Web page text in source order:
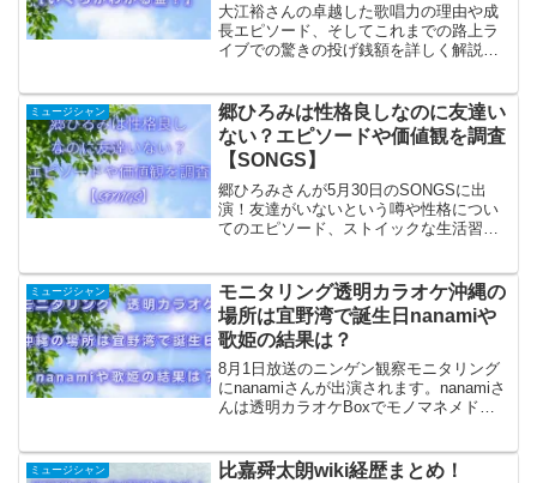
大江裕さんの卓越した歌唱力の理由や成
長エピソード、そしてこれまでの路上ラ
イブでの驚きの投げ銭額を詳しく解説。
も予測します。ファン必見の内容です。
ミュージシャン
郷ひろみは性格良しなのに友達い
ない？エピソードや価値観を調査
【SONGS】
郷ひろみさんが5月30日のSONGSに出
演！友達がいないという噂や性格につい
てのエピソード、ストイックな生活習慣
る内容です。
ミュージシャン
モニタリング透明カラオケ沖縄の
場所は宜野湾で誕生日nanamiや
歌姫の結果は？
8月1日放送のニンゲン観察モニタリング
にnanamiさんが出演されます。nanamiさ
んは透明カラオケBoxでモノマネメドレ
カラオケBoxはかなりの盛り上がりが期...
ミュージシャン
比嘉舜太朗wiki経歴まとめ！